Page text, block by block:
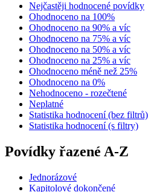
Nejčastěji hodnocené povídky
Ohodnoceno na 100%
Ohodnoceno na 90% a víc
Ohodnoceno na 75% a víc
Ohodnoceno na 50% a víc
Ohodnoceno na 25% a víc
Ohodnoceno méně než 25%
Ohodnoceno na 0%
Nehodnoceno - rozečtené
Neplatné
Statistika hodnocení (bez filtrů)
Statistika hodnocení (s filtry)
Povídky řazené A-Z
Jednorázové
Kapitolové dokončené